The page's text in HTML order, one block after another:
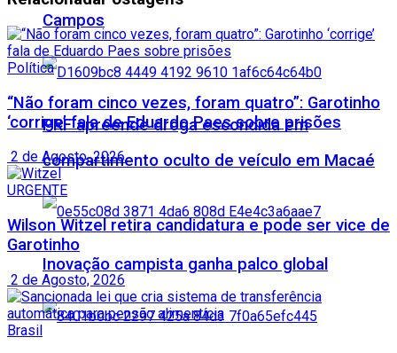
Campos
PRF apreende droga escondida em
compartimento oculto de veículo em Macaé
Inovação campista ganha palco global
Política
“Não foram cinco vezes, foram quatro”: Garotinho
‘corrige’ fala de Eduardo Paes sobre prisões
2 de Agosto, 2026
URGENTE
Wilson Witzel retira candidatura e pode ser vice de
Garotinho
2 de Agosto, 2026
Brasil